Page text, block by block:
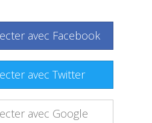
avec Facebook
avec Twitter
avec Google